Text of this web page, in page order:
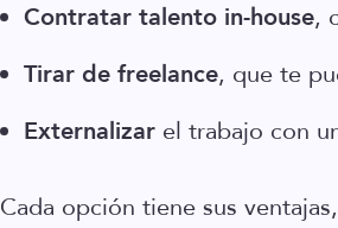
Contratar talento in-house,
Tirar de freelance, que te
Externalizar el trabajo con
Cada opción tiene sus